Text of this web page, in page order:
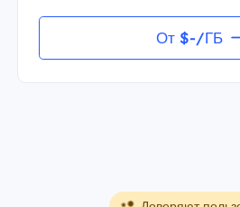
От $-/ГБ